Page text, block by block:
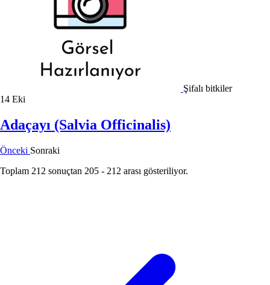
Şifalı bitkiler
14 Eki
Adaçayı (Salvia Officinalis)
Önceki Sonraki
Toplam 212 sonuçtan 205 - 212 arası gösteriliyor.